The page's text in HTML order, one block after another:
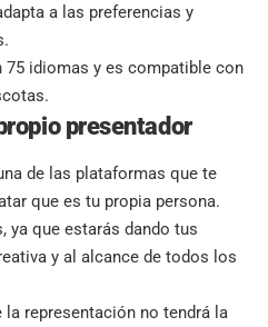
a las preferencias y
75 idiomas y es compatible con
presentador
de las plataformas que te
que es tu propia persona.
ya que estarás dando tus
y al alcance de todos los
la representación no tendrá la